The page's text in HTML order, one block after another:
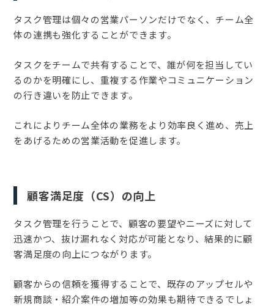
タスク管理は個々の営業パーソンだけでなく、チーム全
体の連携も強化することができます。
タスクをチームで共有することで、誰が何を担当してい
るのかを明確にし、重複する作業やコミュニケーション
の行き違いを防止できます。
これによりチーム全体の業務をより効率良く進め、売上
をあげるための営業活動を促進します。
顧客満足度（CS）の向上
タスク管理を行うことで、顧客の要望やニーズに対して
迅速かつ、抜け漏れなく対応が可能となり、結果的に顧
客満足度の向上につながります。
顧客からの信頼を獲得することで、既存のアップセルや
新規商談・紹介案件の増加等の効果も期待できるでしょ